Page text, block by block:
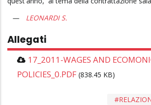
LEONARDI S.
Allegati
17_2011-WAGES AND
POLICIES_0.PDF (838.45 KB)